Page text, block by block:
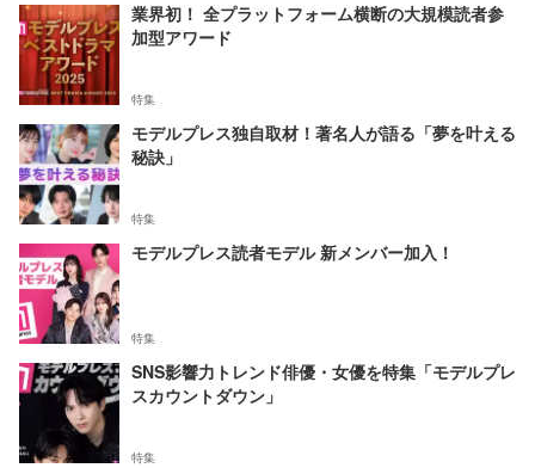
業界初！ 全プラットフォーム横断の大規模読者参
加型アワード
特集
モデルプレス独自取材！著名人が語る「夢を叶える
秘訣」
特集
モデルプレス読者モデル 新メンバー加入！
特集
SNS影響力トレンド俳優・女優を特集「モデルプレ
スカウントダウン」
特集